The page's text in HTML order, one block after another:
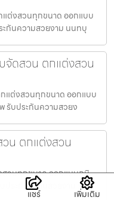
แต่งสวนทุกขนาด ออกแบบ
กันความสวยงาม นนทบุ
ดสวน ตกแต่งสวน
ต่งสวนทุกขนาด ออกแบบ
รับประกันความสวยง
น ตกแต่งสวน
สวนทุกขนาด ออกแบบภูมิ
ประกันความสวยงาม รับ
แชร์ เพิ่มเติม